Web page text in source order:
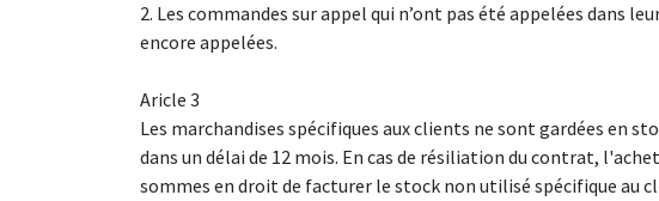
2. Les commandes sur appel qui n’ont pas été appelées dans
encore appelées.
Aricle 3
Les marchandises spécifiques aux clients ne sont gardées en
dans un délai de 12 mois. En cas de résiliation du contrat,
sommes en droit de facturer le stock non utilisé spécifique au